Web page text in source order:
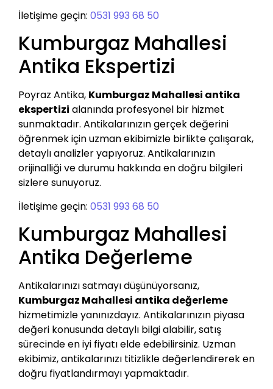
İletişime geçin: 0531 993 68 50
Kumburgaz Mahallesi
Antika Ekspertizi
Poyraz Antika, Kumburgaz Mahallesi antika
ekspertizi alanında profesyonel bir hizmet
sunmaktadır. Antikalarınızın gerçek değerini
öğrenmek için uzman ekibimizle birlikte çalışarak,
detaylı analizler yapıyoruz. Antikalarınızın
orijinalliği ve durumu hakkında en doğru bilgileri
sizlere sunuyoruz.
İletişime geçin: 0531 993 68 50
Kumburgaz Mahallesi
Antika Değerleme
Antikalarınızı satmayı düşünüyorsanız,
Kumburgaz Mahallesi antika değerleme
hizmetimizle yanınızdayız. Antikalarınızın piyasa
değeri konusunda detaylı bilgi alabilir, satış
sürecinde en iyi fiyatı elde edebilirsiniz. Uzman
ekibimiz, antikalarınızı titizlikle değerlendirerek en
doğru fiyatlandırmayı yapmaktadır.